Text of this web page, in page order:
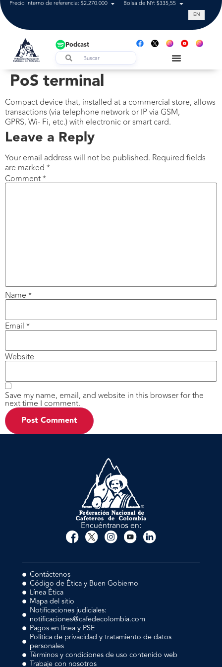
Precio interno de referencia: $2.270.000 Bolsa de NY: $335,55 Tasa de
EN
Podcast
PoS terminal
Compact device that, installed at a commercial store, allows
transactions (via telephone network or IP via GSM,
GPRS, Wi- Fi, etc.) with electronic or smart card.
Leave a Reply
Your email address will not be published. Required fields
are marked *
Comment*
Name *
Email *
Website
Save my name, email, and website in this browser for the
next time I comment.
Encuéntranos en:
Contáctenos
Código de Ética y Buen Gobierno
Línea Ética
Mapa del sitio
Notificaciones judiciales:
notificaciones@cafedecolombia.com
Pagos en línea y PSE
Política de privacidad y tratamiento de datos
personales
Términos y condiciones de uso contenido web
Trabaje con nosotros